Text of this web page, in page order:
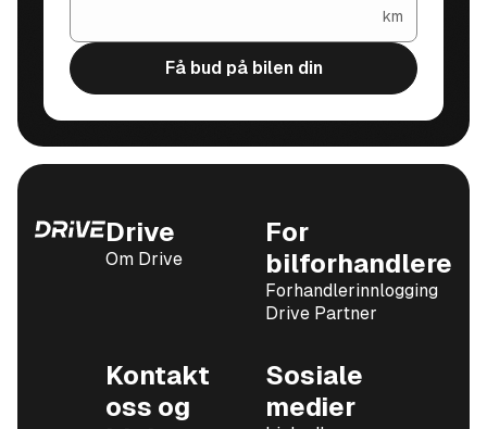
km
Få bud på bilen din
Drive
Om Drive
For
bilforhandlere
Forhandlerinnlogging
Drive Partner
Kontakt
oss og
Sosiale
medier